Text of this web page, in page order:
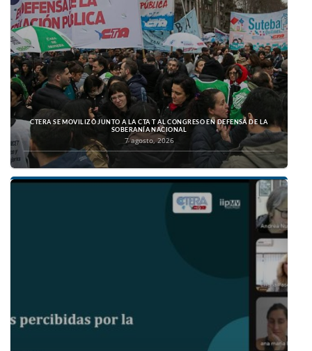
CTERA SE MOVILIZÓ JUNTO A LA CTA T AL CONGRESO EN DEFENSA DE LA
SOBERANÍA NACIONAL
7 agosto, 2026